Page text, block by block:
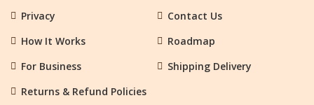
Privacy
Contact Us
How It Works
Roadmap
For Business
Shipping Delivery
Returns & Refund Policies